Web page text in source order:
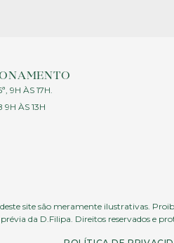
9H ÀS 17H.
9H ÀS 13H
site são meramente ilustrativas.
da D.Filipa. Direitos reservados e